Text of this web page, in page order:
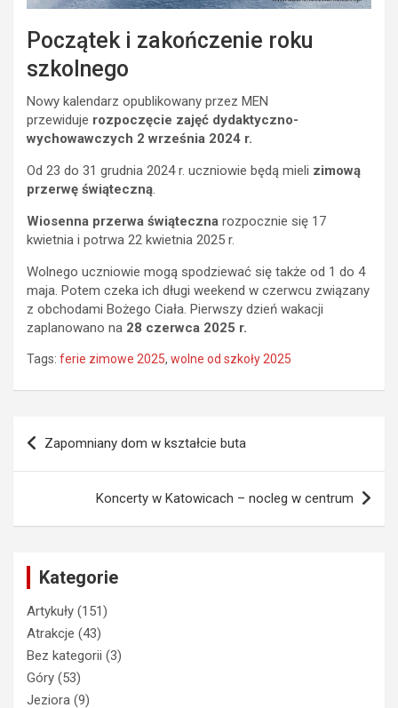
Początek i zakończenie roku
szkolnego
Nowy kalendarz opublikowany przez MEN
przewiduje rozpoczęcie zajęć dydaktyczno-
wychowawczych 2 września 2024 r.
Od 23 do 31 grudnia 2024 r. uczniowie będą mieli zimową
przerwę świąteczną.
Wiosenna przerwa świąteczna rozpocznie się 17
kwietnia i potrwa 22 kwietnia 2025 r.
Wolnego uczniowie mogą spodziewać się także od 1 do 4
maja. Potem czeka ich długi weekend w czerwcu związany
z obchodami Bożego Ciała. Pierwszy dzień wakacji
zaplanowano na 28 czerwca 2025 r.
Tags: ferie zimowe 2025, wolne od szkoły 2025
Nawigacja
wpisu
Zapomniany dom w kształcie buta
Koncerty w Katowicach – nocleg w centrum
Kategorie
Artykuły (151)
Atrakcje (43)
Bez kategorii (3)
Góry (53)
Jeziora (9)